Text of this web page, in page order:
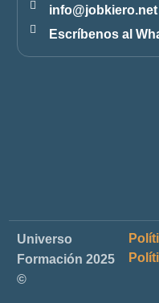
info@jobkiero.net
Escríbenos al
Universo
Formación 2025
©